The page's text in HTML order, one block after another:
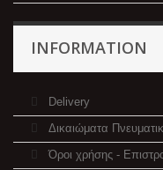
INFORMATION
Delivery
Δικαιώματα
Όροι χρήσης -